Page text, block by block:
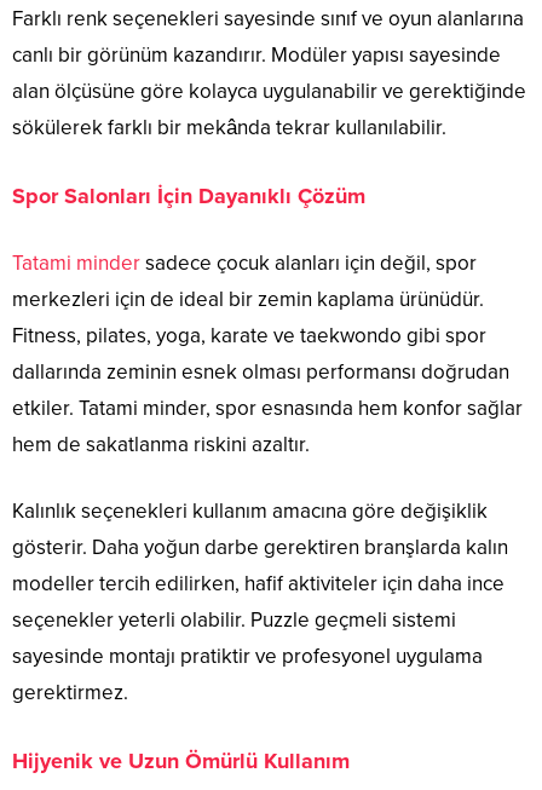
Farklı renk seçenekleri sayesinde sınıf ve oyun alanlarına
canlı bir görünüm kazandırır. Modüler yapısı sayesinde
alan ölçüsüne göre kolayca uygulanabilir ve gerektiğinde
sökülerek farklı bir mekânda tekrar kullanılabilir.
Spor Salonları İçin Dayanıklı Çözüm
Tatami mindersadece çocuk alanları için değil, spor
merkezleri için de ideal bir zemin kaplama ürünüdür.
Fitness, pilates, yoga, karate ve taekwondo gibi spor
dallarında zeminin esnek olması performansı doğrudan
etkiler. Tatami minder, spor esnasında hem konfor sağlar
hem de sakatlanma riskini azaltır.
Kalınlık seçenekleri kullanım amacına göre değişiklik
gösterir. Daha yoğun darbe gerektiren branşlarda kalın
modeller tercih edilirken, hafif aktiviteler için daha ince
seçenekler yeterli olabilir. Puzzle geçmeli sistemi
sayesinde montajı pratiktir ve profesyonel uygulama
gerektirmez.
Hijyenik ve Uzun Ömürlü Kullanım